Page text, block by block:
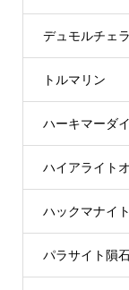
デュモルチェ
トルマリン
ハーキマーダ
ハイアライト
ハックマナイト
パラサイト隕